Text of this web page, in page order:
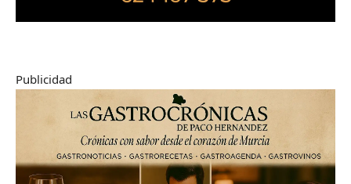
Publicidad